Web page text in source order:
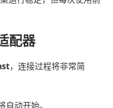
配器
，连接过程将非常简
动开始。